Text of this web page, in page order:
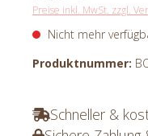
Preise inkl. MwSt. zzgl.
Nicht mehr
Produktnummer:
Schneller &